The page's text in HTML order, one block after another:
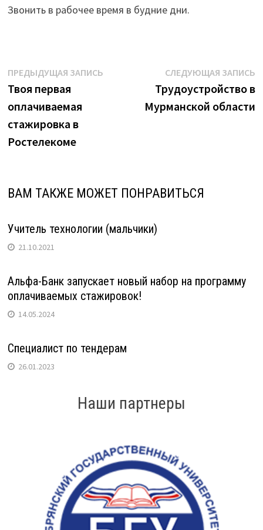
Звонить в рабочее время в будние дни.
Навигация
по
записям
ПРЕДЫДУЩАЯ ЗАПИСЬ
Твоя первая
оплачиваемая
стажировка в
Ростелекоме
СЛЕДУЮЩАЯ ЗАПИСЬ
Трудоустройство в
Мурманской области
ВАМ ТАКЖЕ МОЖЕТ ПОНРАВИТЬСЯ
Учитель технологии (мальчики)
21.10.2021
Альфа-Банк запускает новый набор на программу
оплачиваемых стажировок!
14.05.2024
Специалист по тендерам
26.01.2023
Наши партнеры